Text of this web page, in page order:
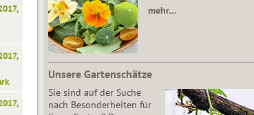
mehr…
Unsere Gartenschätze
Sie sind auf der Suche
nach Besonderheiten für